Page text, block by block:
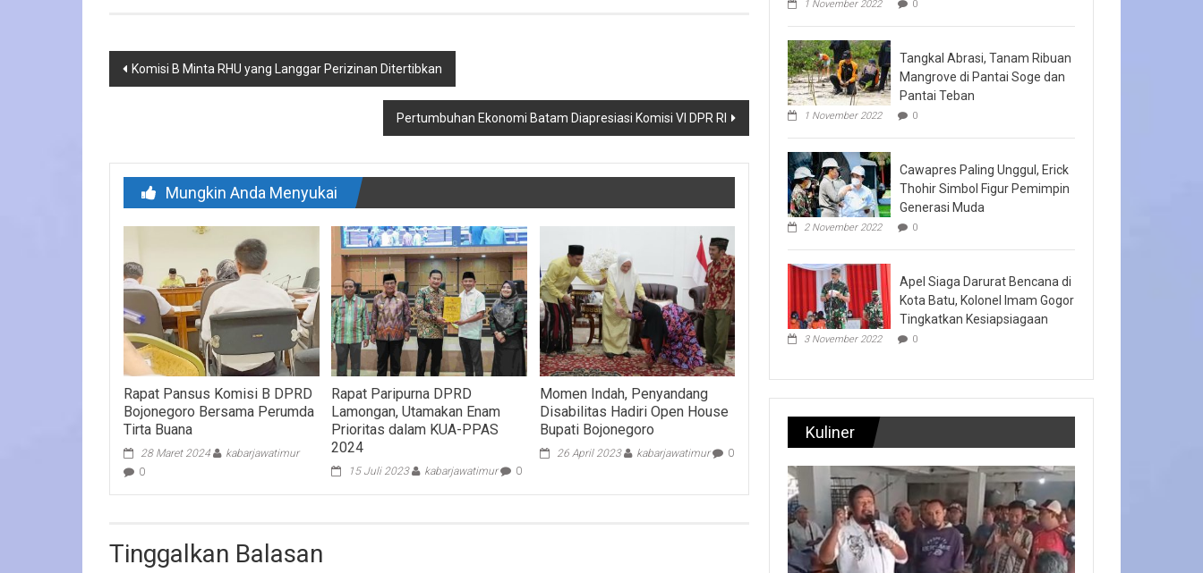
Navigasi
Komisi B Minta RHU yang Langgar Perizinan Ditertibkan
Pertumbuhan Ekonomi Batam Diapresiasi Komisi VI DPR RI
Mungkin Anda Menyukai
Rapat Pansus Komisi B DPRD
Bojonegoro Bersama Perumda
Tirta Buana
28 Maret 2024
kabarjawatimur
0
Rapat Paripurna DPRD
Lamongan, Utamakan Enam
Prioritas dalam KUA-PPAS
2024
15 Juli 2023 kabarjawatimur 0
Momen Indah, Penyandang
Disabilitas Hadiri Open House
Bupati Bojonegoro
26 April 2023 kabarjawatimur 0
Tinggalkan Balasan
1 November 2022 0
Tangkal Abrasi, Tanam Ribuan
Mangrove di Pantai Soge dan
Pantai Teban
1 November 2022 0
Cawapres Paling Unggul, Erick
Thohir Simbol Figur Pemimpin
Generasi Muda
2 November 2022 0
Apel Siaga Darurat Bencana di
Kota Batu, Kolonel Imam Gogor
Tingkatkan Kesiapsiagaan
3 November 2022 0
Kuliner